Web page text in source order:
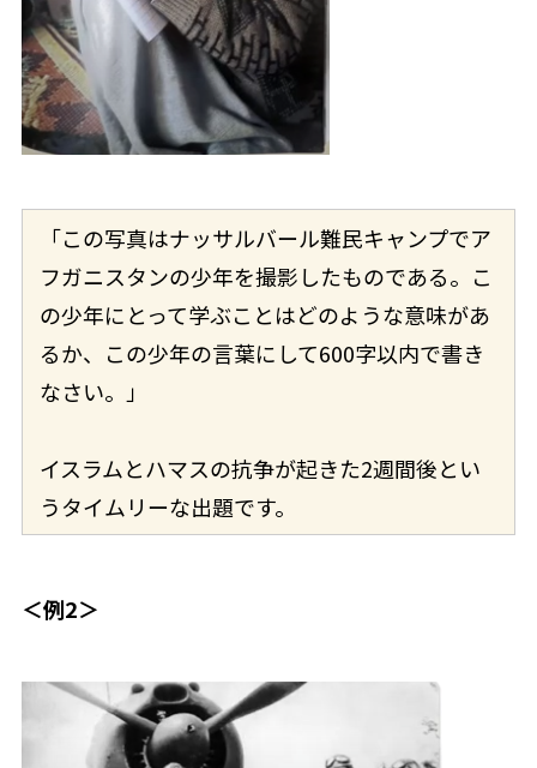
「この写真はナッサルバール難民キャンプでア
フガニスタンの少年を撮影したものである。こ
の少年にとって学ぶことはどのような意味があ
るか、この少年の言葉にして600字以内で書き
なさい。」
イスラムとハマスの抗争が起きた2週間後とい
うタイムリーな出題です。
＜例2＞